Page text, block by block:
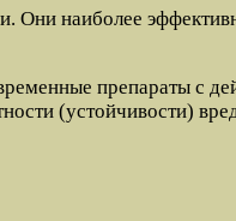
Они наиболее
препараты с
(устойчивости)